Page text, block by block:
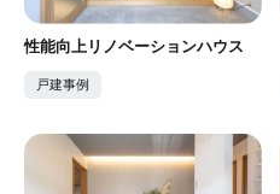
性能向上リノベーションハウス
戸建事例